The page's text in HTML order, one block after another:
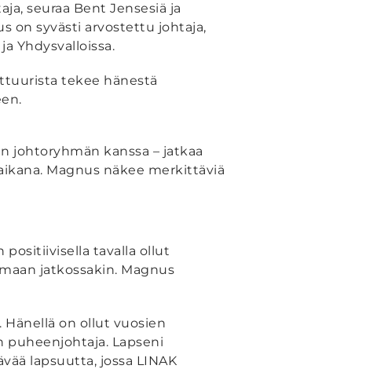
seuraa Bent Jensesiä ja
on syvästi arvostettu johtaja,
Yhdysvalloissa.
tekee hänestä
johtoryhmän kanssa – jatkaa
Magnus näkee merkittäviä
positiivisella tavalla ollut
jatkossakin. Magnus
on ollut vuosien
puheenjohtaja. Lapseni
lapsuutta, jossa LINAK